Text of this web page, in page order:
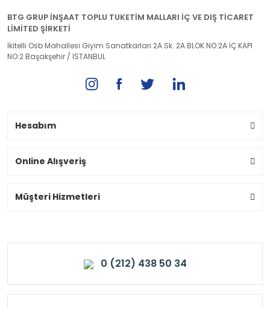
BTG GRUP İNŞAAT TOPLU TUKETİM MALLARI İÇ VE DIŞ TİCARET
LİMİTED ŞİRKETİ
İkitelli Osb Mahallesi Giyim Sanatkarları 2A Sk. 2A BLOK NO:2A İÇ KAPI
NO:2 Başakşehir / İSTANBUL
Hesabım
Online Alışveriş
Müşteri Hizmetleri
0 (212) 438 50 34